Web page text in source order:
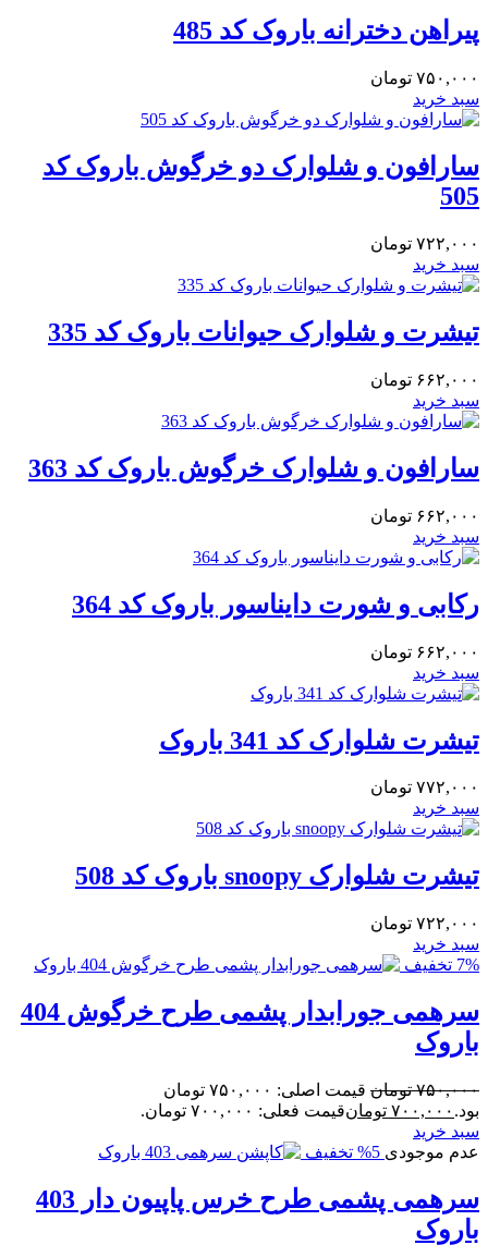
پیراهن دخترانه باروک کد 485
۷۵۰,۰۰۰ تومان
سبد خرید
سارافون و شلوارک دو خرگوش باروک کد
505
۷۲۲,۰۰۰ تومان
سبد خرید
تیشرت و شلوارک حیوانات باروک کد 335
۶۶۲,۰۰۰ تومان
سبد خرید
سارافون و شلوارک خرگوش باروک کد 363
۶۶۲,۰۰۰ تومان
سبد خرید
رکابی و شورت دایناسور باروک کد 364
۶۶۲,۰۰۰ تومان
سبد خرید
تیشرت شلوارک کد 341 باروک
۷۷۲,۰۰۰ تومان
سبد خرید
تیشرت شلوارک snoopy باروک کد 508
۷۲۲,۰۰۰ تومان
سبد خرید
7% تخفیف
سرهمی جورابدار پشمی طرح خرگوش 404
باروک
۷۵۰,۰۰۰ تومان
قیمت اصلی: ۷۵۰,۰۰۰ تومان
بود. ۷۰۰,۰۰۰ تومانقیمت فعلی: ۷۰۰,۰۰۰ تومان.
سبد خرید
عدم موجودی 5% تخفیف
سرهمی پشمی طرح خرس پاپیون دار 403
باروک